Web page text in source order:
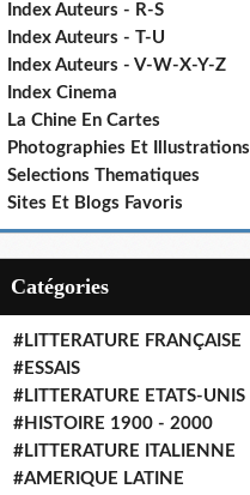
Index Auteurs - R-S
Index Auteurs - T-U
Index Auteurs - V-W-X-Y-Z
Index Cinema
La Chine En Cartes
Photographies Et Illustrations
Selections Thematiques
Sites Et Blogs Favoris
Catégories
#LITTERATURE FRANÇAISE
#ESSAIS
#LITTERATURE ETATS-UNIS
#HISTOIRE 1900 - 2000
#LITTERATURE ITALIENNE
#AMERIQUE LATINE